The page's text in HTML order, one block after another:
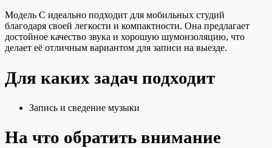
Модель C идеально подходит для мобильных студий
благодаря своей легкости и компактности. Она предлагает
достойное качество звука и хорошую шумоизоляцию, что
делает её отличным вариантом для записи на выезде.
Для каких задач подходит
Запись и сведение музыки
На что обратить внимание